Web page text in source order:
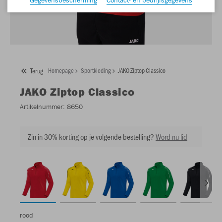
Terug Homepage Sportkleding JAKO Ziptop Classico
JAKO Ziptop Classico
Artikelnummer: 8650
Zin in 30% korting op je volgende bestelling?Word nu lid
rood